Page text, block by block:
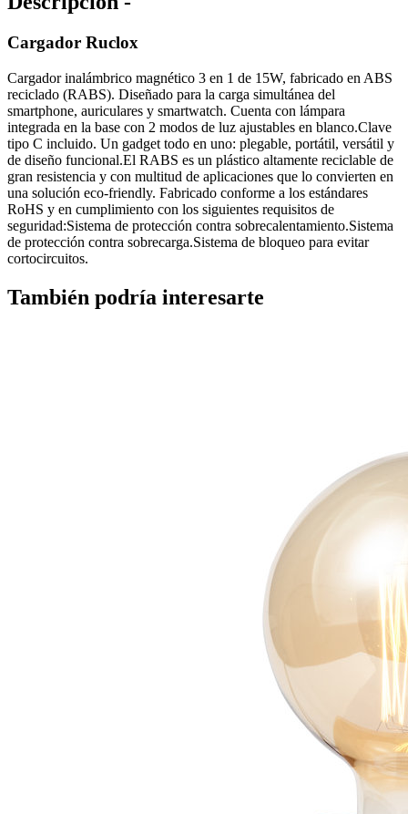
Cargador Ruclox
Cargador inalámbrico magnético 3 en 1 de 15W, fabricado en ABS
reciclado (RABS). Diseñado para la carga simultánea del
smartphone, auriculares y smartwatch. Cuenta con lámpara
integrada en la base con 2 modos de luz ajustables en blanco.Clave
tipo C incluido. Un gadget todo en uno: plegable, portátil, versátil y
de diseño funcional.El RABS es un plástico altamente reciclable de
gran resistencia y con multitud de aplicaciones que lo convierten en
una solución eco-friendly. Fabricado conforme a los estándares
RoHS y en cumplimiento con los siguientes requisitos de
seguridad:Sistema de protección contra sobrecalentamiento.Sistema
de protección contra sobrecarga.Sistema de bloqueo para evitar
cortocircuitos.
También podría interesarte